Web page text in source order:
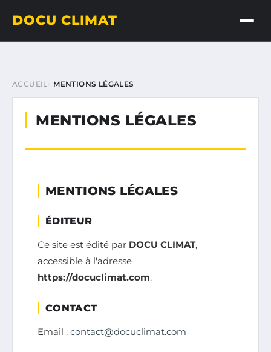
DOCU CLIMAT
ACCUEIL MENTIONS LÉGALES
MENTIONS LÉGALES
MENTIONS LÉGALES
ÉDITEUR
Ce site est édité par DOCU CLIMAT,
accessible à l'adresse
https://docuclimat.com.
CONTACT
Email : contact@docuclimat.com